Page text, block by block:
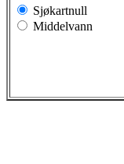
Sjøkartnull
Middelvann